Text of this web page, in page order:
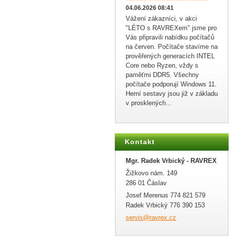
04.06.2026 08:41
Vážení zákazníci, v akci
"LÉTO s RAVREXem" jsme pro
Vás připravili nabídku počítačů
na červen. Počítače stavíme na
prověřených generacích INTEL
Core nebo Ryzen, vždy s
paměťmi DDR5. Všechny
počítače podporují Windows 11.
Herní sestavy jsou již v základu
v prosklených...
Kontakt
Mgr. Radek Vrbický - RAVREX
Žižkovo nám. 149
286 01 Čáslav
Josef Merenus 774 821 579
Radek Vrbický 776 390 153
servis@ravrex.cz